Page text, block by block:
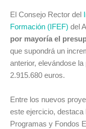
El Consejo Rector del
Formación (IFEF) del
por mayoría el
que supondrá un
anterior, elevándose
2.915.680 euros.
Entre los nuevos
este ejercicio, destaca
Programas y Fondos